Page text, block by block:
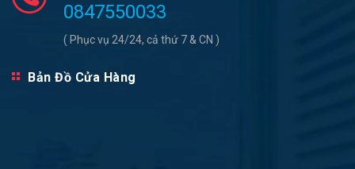
0847550033
( Phục vụ 24/24, cả thứ 7 & CN )
Bản Đồ Cửa Hàng